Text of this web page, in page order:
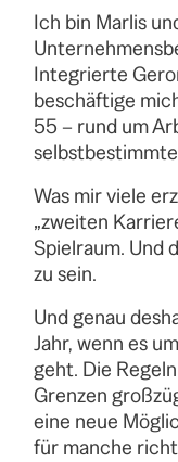
Ich bin Marlis
Integrierte
beschäftige
55 – rund um
Was mir viele
„zweiten
Spielraum. Und
zu sein.
Und genau
Jahr, wenn es
geht. Die
Grenzen
eine neue
für manche